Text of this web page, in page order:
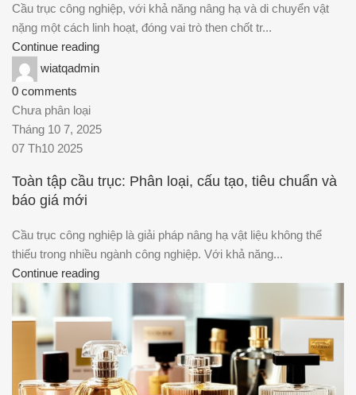
Cầu trục công nghiệp, với khả năng nâng hạ và di chuyển vật
nặng một cách linh hoạt, đóng vai trò then chốt tr...
Continue reading
wiatqadmin
0 comments
Chưa phân loại
Tháng 10 7, 2025
07 Th10 2025
Toàn tập cầu trục: Phân loại, cấu tạo, tiêu chuẩn và
báo giá mới
Cầu trục công nghiệp là giải pháp nâng hạ vật liệu không thể
thiếu trong nhiều ngành công nghiệp. Với khả năng...
Continue reading